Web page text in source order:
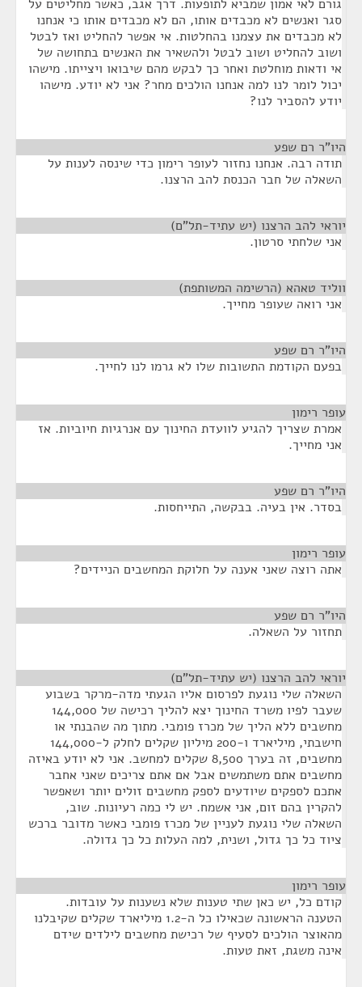
גורם לאי אמון שמביא לתופעות. דרך אגב, כאשר מחליטים על
סגר ואנשים לא מכבדים אותו, הם לא מכבדים אותו כי אנחנו
לא מכבדים את עצמנו בהחלטות. אי אפשר להחליט ואז לבטל
ושוב להחליט ושוב לבטל ולהשאיר את האנשים בתחושה של
אי ודאות מוחלטת ואחר כך לבקש מהם שיבואו ויצייתו. מישהו
יכול לומר לנו למה אנחנו הולכים מחר? אני לא יודע. מישהו
יודע להסביר לנו?
היו"ר רם שפע
תודה רבה. אנחנו נחזור לעופר רימון כדי שינסה לענות על
השאלה של חבר הכנסת להב הרצנו.
יוראי להב הרצנו (יש עתיד-תל"ם)
אני שלחתי סרטון.
ווליד טאהא (הרשימה המשותפת)
אני רואה שעופר מחייך.
היו"ר רם שפע
בפעם הקודמת התשובות שלו לא גרמו לנו לחייך.
עופר רימון
אמרת שצריך להגיע לוועדת החינוך עם אנרגיות חיוביות. אז
אני מחייך.
היו"ר רם שפע
בסדר. אין בעיה. בבקשה, התייחסות.
עופר רימון
אתה רוצה שאני אענה על חלוקת המחשבים הניידים?
היו"ר רם שפע
תחזור על השאלה.
יוראי להב הרצנו (יש עתיד-תל"ם)
השאלה שלי נוגעת לפרסום אליו הגעתי מדה-מרקר בשבוע
שעבר לפיו משרד החינוך יצא להליך רכישה של 144,000
מחשבים ללא הליך של מכרז פומבי. מתוך מה שהבנתי או
חישבתי, מיליארד ו-200 מיליון שקלים לחלק ל-144,000
מחשבים, זה בערך 8,500 שקלים למחשב. אני לא יודע באיזה
מחשבים אתם משתמשים אבל אם אתם צריכים שאני אחבר
אתכם לספקים שיודעים לספק מחשבים זולים יותר ושאפשר
להקרין בהם זום, אני אשמח. יש לי כמה רעיונות. שוב,
השאלה שלי נוגעת לעניין של מכרז פומבי כאשר מדובר ברכש
ציוד כל כך גדול, ושנית, למה העלות כל כך גדולה.
עופר רימון
קודם כל, יש כאן שתי טענות שלא נשענות על עובדות.
הטענה הראשונה שכאילו כל ה-1.2 מיליארד שקלים שקיבלנו
מהאוצר הולכים לסעיף של רכישת מחשבים לילדים שידם
אינה משגת, זאת טעות.